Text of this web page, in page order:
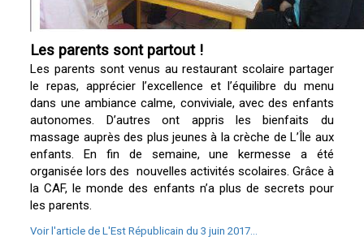
Les parents sont partout !
Les parents sont venus au restaurant scolaire partager
le repas, apprécier l’excellence et l’équilibre du menu
dans une ambiance calme, conviviale, avec des enfants
autonomes. D’autres ont appris les bienfaits du
massage auprès des plus jeunes à la crèche de L’Île aux
enfants. En fin de semaine, une kermesse a été
organisée lors des nouvelles activités scolaires. Grâce à
la CAF, le monde des enfants n’a plus de secrets pour
les parents.
Voir l'article de L'Est Républicain du 3 juin 2017...